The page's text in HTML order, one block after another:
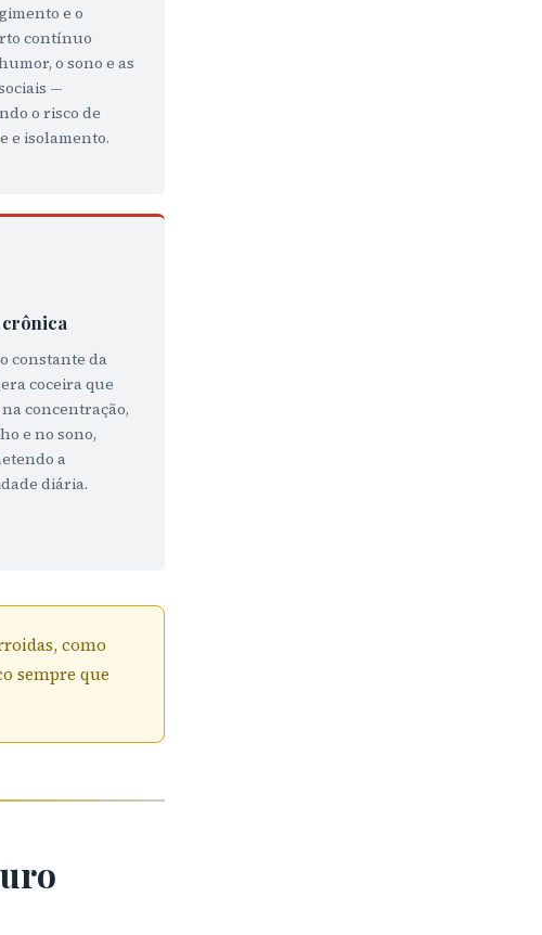
e o
contínuo
o sono e as
—
o risco de
e isolamento.
constante da
coceira que
concentração,
e no sono,
a
diária.
como
sempre que